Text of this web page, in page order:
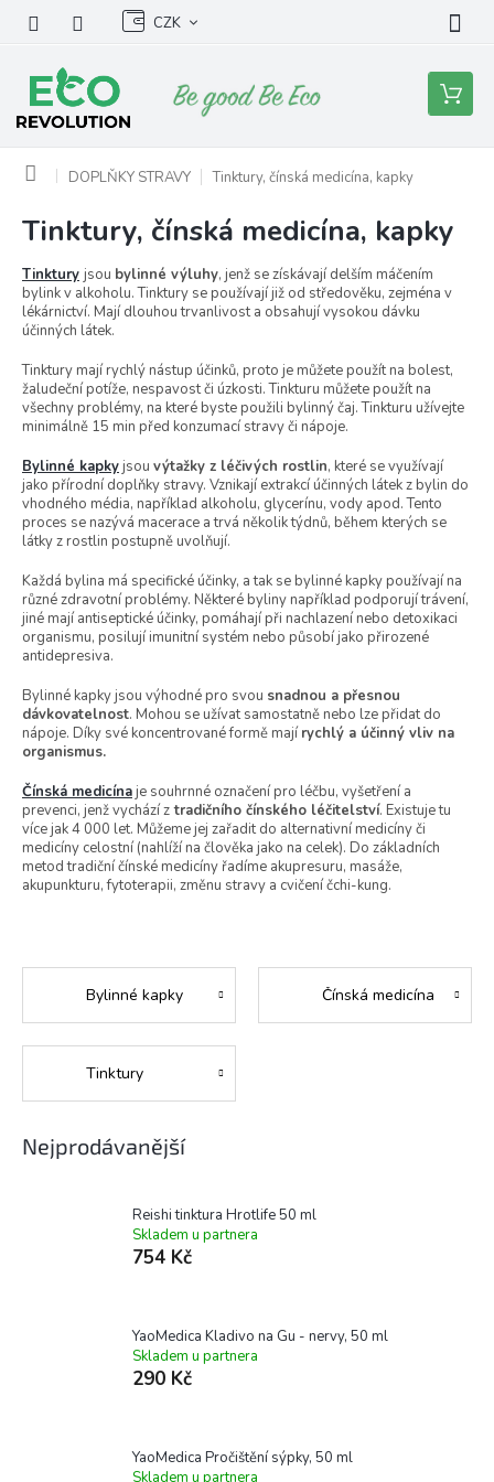
obsah
CZK
Nákupní
košík
Domů DOPLŇKY STRAVY Tinktury, čínská medicína, kapky
Tinktury, čínská medicína, kapky
Tinktury jsou bylinné výluhy, jenž se získávají delším máčením
bylink v alkoholu. Tinktury se používají již od středověku, zejména v
lékárnictví. Mají dlouhou trvanlivost a obsahují vysokou dávku
účinných látek.
Tinktury mají rychlý nástup účinků, proto je můžete použít na bolest,
žaludeční potíže, nespavost či úzkosti. Tinkturu můžete použít na
všechny problémy, na které byste použili bylinný čaj. Tinkturu užívejte
minimálně 15 min před konzumací stravy či nápoje.
Bylinné kapkyjsou výtažky z léčivých rostlin, které se využívají
jako přírodní doplňky stravy. Vznikají extrakcí účinných látek z bylin do
vhodného média, například alkoholu, glycerínu, vody apod. Tento
proces se nazývá macerace a trvá několik týdnů, během kterých se
látky z rostlin postupně uvolňují.
Každá bylina má specifické účinky, a tak se bylinné kapky používají na
různé zdravotní problémy. Některé byliny například podporují trávení,
jiné mají antiseptické účinky, pomáhají při nachlazení nebo detoxikaci
organismu, posilují imunitní systém nebo působí jako přirozené
antidepresiva.
Bylinné kapky jsou výhodné pro svou snadnou a přesnou
dávkovatelnost. Mohou se užívat samostatně nebo lze přidat do
nápoje. Díky své koncentrované formě mají rychlý a účinný vliv na
organismus.
Čínská medicínaje souhrnné označení pro léčbu, vyšetření a
prevenci, jenž vychází ztradičního čínského léčitelství. Existuje tu
více jak 4 000 let. Můžeme jej zařadit do alternativní medicíny či
medicíny celostní (nahlíží na člověka jako na celek). Do základních
metod tradiční čínské medicíny řadíme akupresuru, masáže,
akupunkturu, fytoterapii, změnu stravy a cvičení čchi-kung.
Bylinné kapky Čínská medicína
Tinktury
Nejprodávanější
Reishi tinktura Hrotlife 50 ml
Skladem u partnera
754 Kč
YaoMedica Kladivo na Gu - nervy, 50 ml
Skladem u partnera
290 Kč
YaoMedica Pročištění sýpky, 50 ml
Skladem u partnera